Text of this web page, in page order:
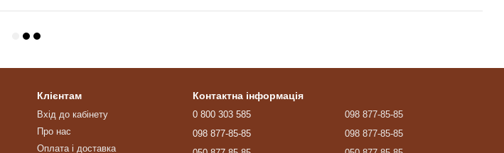
Клієнтам
Вхід до кабінету
Про нас
Оплата і доставка
Контактна інформація
0 800 303 585
098 877-85-85
098 877-85-85
098 877-85-85